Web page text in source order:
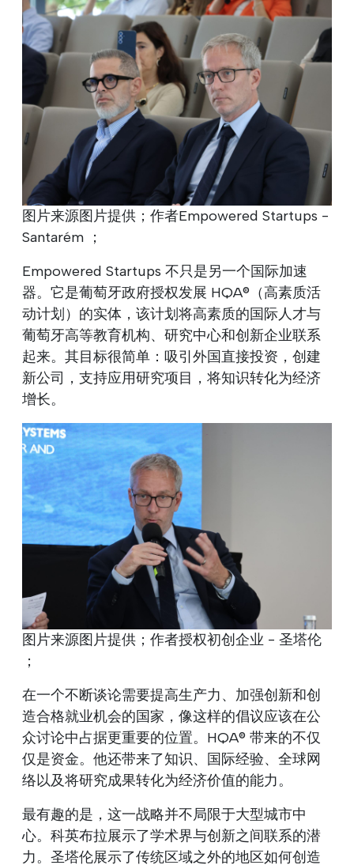
图片来源图片提供；作者Empowered Startups -
Santarém ；
Empowered Startups 不只是另一个国际加速
器。它是葡萄牙政府授权发展 HQA®（高素质活
动计划）的实体，该计划将高素质的国际人才与
葡萄牙高等教育机构、研究中心和创新企业联系
起来。其目标很简单：吸引外国直接投资，创建
新公司，支持应用研究项目，将知识转化为经济
增长。
图片来源图片提供；作者授权初创企业 - 圣塔伦
；
在一个不断谈论需要提高生产力、加强创新和创
造合格就业机会的国家，像这样的倡议应该在公
众讨论中占据更重要的位置。HQA® 带来的不仅
仅是资金。他还带来了知识、国际经验、全球网
络以及将研究成果转化为经济价值的能力。
最有趣的是，这一战略并不局限于大型城市中
心。科英布拉展示了学术界与创新之间联系的潜
力。圣塔伦展示了传统区域之外的地区如何创造